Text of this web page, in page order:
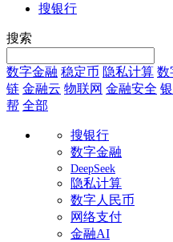
搜银行
搜索
数字金融 稳定币 隐私计算 数
链 金融云 物联网 金融安全
帮 全部
搜银行
数字金融
DeepSeek
隐私计算
数字人民币
网络支付
金融AI